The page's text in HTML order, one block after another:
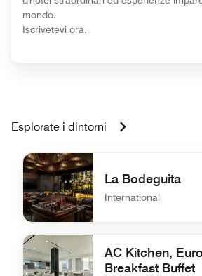
mondo.
Iscrivetevi ora.
Esplorate i dintorni
La Bodeguita
International
undefined La Bodeguita
AC Kitchen,
Breakfast Buffet